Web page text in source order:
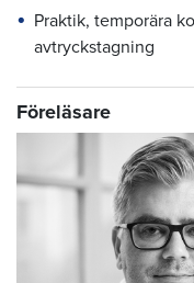
Praktik, temporära
avtryckstagning
Föreläsare